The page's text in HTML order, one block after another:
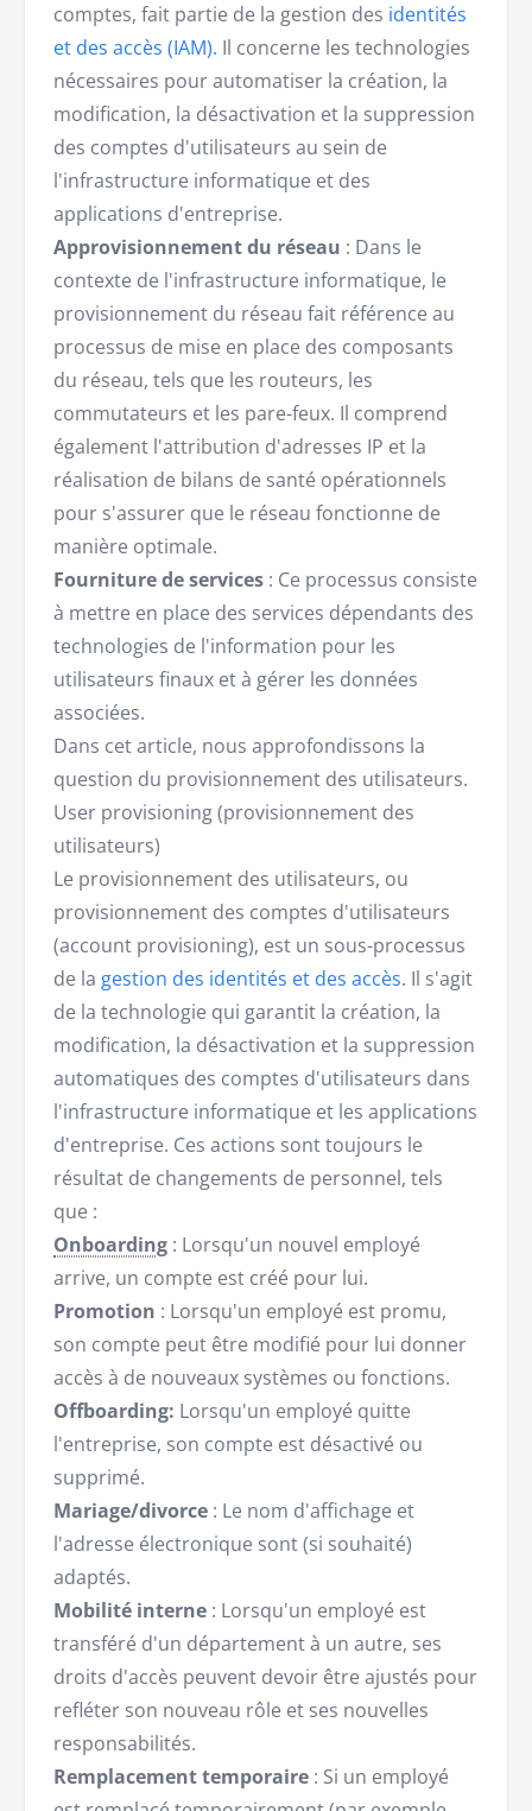
comptes, fait partie de la gestion des identités
et des accès (IAM). Il concerne les technologies
nécessaires pour automatiser la création, la
modification, la désactivation et la suppression
des comptes d'utilisateurs au sein de
l'infrastructure informatique et des
applications d'entreprise.
Approvisionnement du réseau : Dans le
contexte de l'infrastructure informatique, le
provisionnement du réseau fait référence au
processus de mise en place des composants
du réseau, tels que les routeurs, les
commutateurs et les pare-feux. Il comprend
également l'attribution d'adresses IP et la
réalisation de bilans de santé opérationnels
pour s'assurer que le réseau fonctionne de
manière optimale.
Fourniture de services : Ce processus consiste
à mettre en place des services dépendants des
technologies de l'information pour les
utilisateurs finaux et à gérer les données
associées.
Dans cet article, nous approfondissons la
question du provisionnement des utilisateurs.
User provisioning (provisionnement des
utilisateurs)
Le provisionnement des utilisateurs, ou
provisionnement des comptes d'utilisateurs
(account provisioning), est un sous-processus
de la gestion des identités et des accès. Il s'agit
de la technologie qui garantit la création, la
modification, la désactivation et la suppression
automatiques des comptes d'utilisateurs dans
l'infrastructure informatique et les applications
d'entreprise. Ces actions sont toujours le
résultat de changements de personnel, tels
que :
Onboarding : Lorsqu'un nouvel employé
arrive, un compte est créé pour lui.
Promotion : Lorsqu'un employé est promu,
son compte peut être modifié pour lui donner
accès à de nouveaux systèmes ou fonctions.
Offboarding: Lorsqu'un employé quitte
l'entreprise, son compte est désactivé ou
supprimé.
Mariage/divorce : Le nom d'affichage et
l'adresse électronique sont (si souhaité)
adaptés.
Mobilité interne : Lorsqu'un employé est
transféré d'un département à un autre, ses
droits d'accès peuvent devoir être ajustés pour
refléter son nouveau rôle et ses nouvelles
responsabilités.
Remplacement temporaire : Si un employé